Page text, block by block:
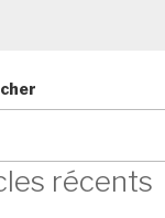
récents